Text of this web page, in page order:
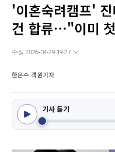
'이혼숙려캠프'
건 합류⋯"이미
수정 2026-04-29 19:27
한은수 객원기자
기사 듣기